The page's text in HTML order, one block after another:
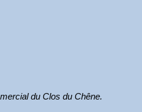
du Clos du Chêne.